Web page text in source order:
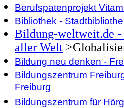
Berufspatenprojekt
Bibliothek -
Bildung-weltweit.de -
aller Welt
Bildung neu denken -
Bildungszentrum
Freiburg
Bildungszentrum für